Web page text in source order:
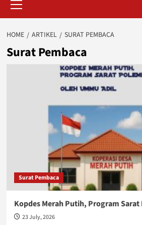
Menu
HOME ARTIKEL SURAT PEMBACA
Surat Pembaca
Surat Pembaca
Kopdes Merah Putih, Program
23 July, 2026